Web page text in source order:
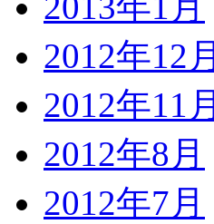
2012年12月
2012年11月
2012年8月
2012年7月